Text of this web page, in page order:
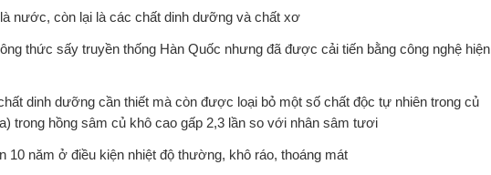
nước, còn lại là các chất dinh dưỡng và chất xơ
thức sấy truyền thống Hàn Quốc nhưng đã được cải tiến bằng công nghệ hiện
dinh dưỡng cần thiết mà còn được loại bỏ một số chất độc tự nhiên trong củ
trong hồng sâm củ khô cao gấp 2,3 lần so với nhân sâm tươi
năm ở điều kiện nhiệt độ thường, khô ráo, thoáng mát